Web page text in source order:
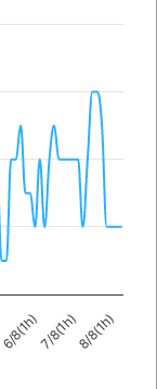
6/8(1h)7/8(1h)8/8(1h)